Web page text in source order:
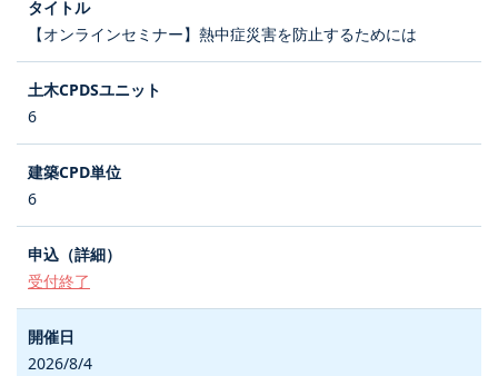
【オンラインセミナー】熱中症災害を防止するためには
6
6
受付終了
2026/8/4